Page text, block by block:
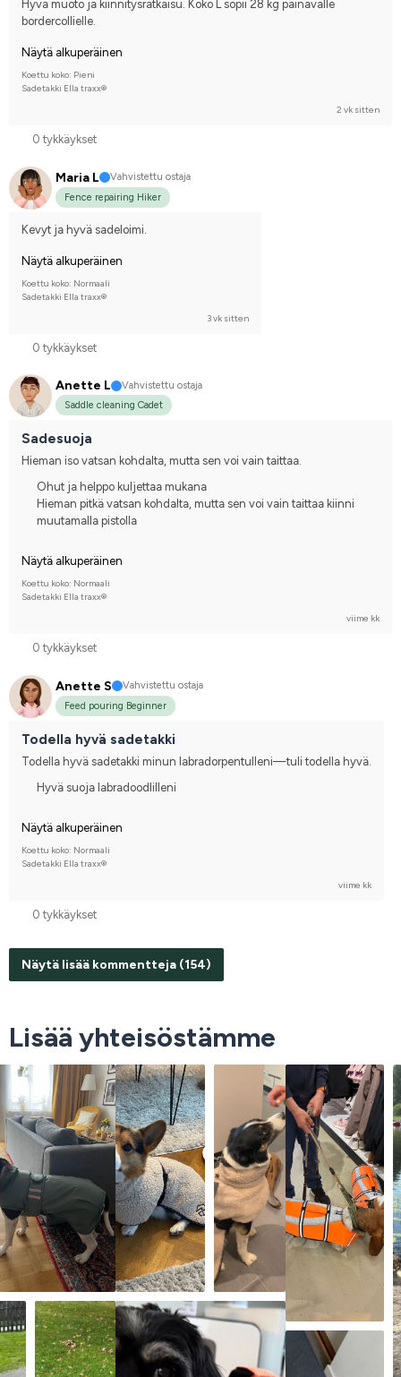
Hyvä muoto ja kiinnitysratkaisu. Koko L sopii 28 kg painavalle
bordercollielle.
Näytä alkuperäinen
Koettu koko: Pieni
Sadetakki Ella traxx®
2 vk sitten
0 tykkäykset
Maria L
Vahvistettu ostaja
Fence repairing Hiker
Kevyt ja hyvä sadeloimi.
Näytä alkuperäinen
Koettu koko: Normaali
Sadetakki Ella traxx®
3 vk sitten
0 tykkäykset
Anette L
Vahvistettu ostaja
Saddle cleaning Cadet
Sadesuoja
Hieman iso vatsan kohdalta, mutta sen voi vain taittaa.
Ohut ja helppo kuljettaa mukana
Hieman pitkä vatsan kohdalta, mutta sen voi vain taittaa kiinni
muutamalla pistolla
Näytä alkuperäinen
Koettu koko: Normaali
Sadetakki Ella traxx®
viime kk
0 tykkäykset
Anette S
Vahvistettu ostaja
Feed pouring Beginner
Todella hyvä sadetakki
Todella hyvä sadetakki minun labradorpentulleni—tuli todella hyvä.
Hyvä suoja labradoodlilleni
Näytä alkuperäinen
Koettu koko: Normaali
Sadetakki Ella traxx®
viime kk
0 tykkäykset
Näytä lisää kommentteja (154)
Lisää yhteisöstämme